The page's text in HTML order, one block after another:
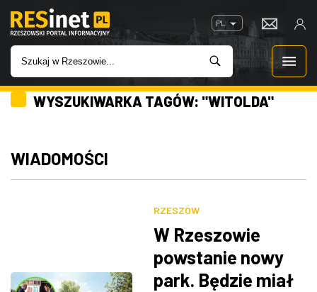
PL
WIADOMOŚCI
INWESTYCJE
WYSZUKIWARKA TAGÓW: "WITOLDA"
WIADOMOŚCI
RZESZÓW
W Rzeszowie
powstanie nowy
park. Będzie miał